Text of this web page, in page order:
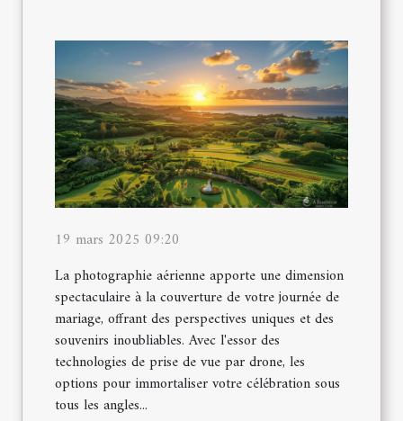
19 mars 2025 09:20
La photographie aérienne apporte une dimension
spectaculaire à la couverture de votre journée de
mariage, offrant des perspectives uniques et des
souvenirs inoubliables. Avec l'essor des
technologies de prise de vue par drone, les
options pour immortaliser votre célébration sous
tous les angles...